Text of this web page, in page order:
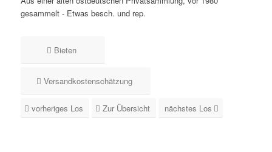
gesammelt - Etwas besch. und rep.
Bieten
Versandkostenschätzung
vorheriges Los Zur Übersicht nächstes Los